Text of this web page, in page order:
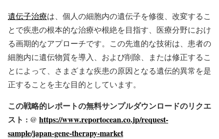
遺伝子治療は、個人の細胞内の遺伝子を修復、改変するこ
とで疾患の根本的な治療や根絶を目指す、医療分野におけ
る画期的なアプローチです。この先進的な技術は、患者の
細胞内に遺伝物質を導入、および削除、または修正するこ
とによって、さまざまな疾患の原因となる遺伝的異常を是
正することを主な目的としています。
この戦略的レポートの無料サンプルダウンロードのリクエ
スト : @ https://www.reportocean.co.jp/request-
sample/japan-gene-therapy-market